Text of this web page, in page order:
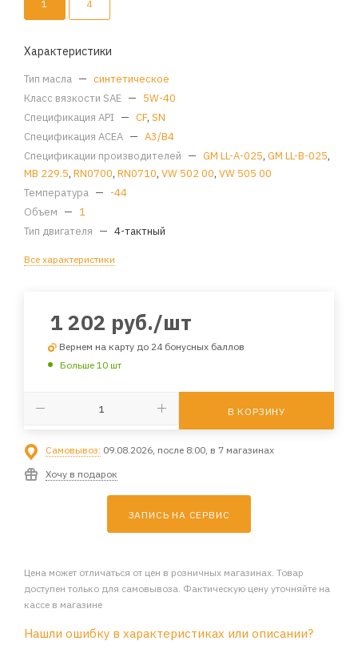
1 4
Характеристики
Тип масла — синтетическое
Класс вязкости SAE — 5W-40
Спецификация API — CF, SN
Спецификация ACEA — A3/B4
Спецификации производителей — GM LL-A-025, GM LL-B-025,
MB 229.5, RN0700, RN0710, VW 502 00, VW 505 00
Температура — -44
Объем — 1
Тип двигателя — 4-тактный
Все характеристики
1 202 руб./шт
Вернем на карту до 24 бонусных баллов
Больше 10 шт
В КОРЗИНУ
Самовывоз: 09.08.2026, после 8:00, в 7 магазинах
Хочу в подарок
ЗАПИСЬ НА СЕРВИС
Цена может отличаться от цен в розничных магазинах. Товар
доступен только для самовывоза. Фактическую цену уточняйте на
кассе в магазине
Нашли ошибку в характеристиках или описании?